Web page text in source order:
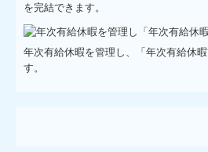
を完結できます。
年次有給休暇を管理し、「年次有給休
す。